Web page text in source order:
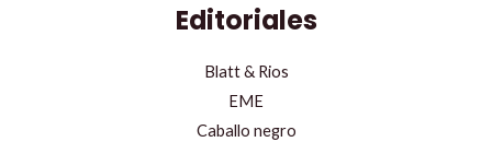
Editoriales
Blatt & Rios
EME
Caballo negro